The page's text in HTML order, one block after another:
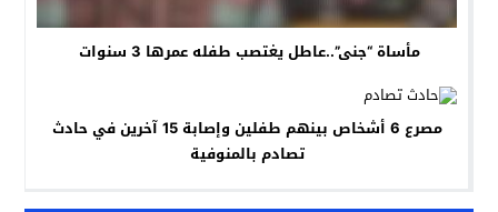
مأساة “جنى”..عاطل يغتصب طفله عمرها 3 سنوات
مصرع 6 أشخاص بينهم طفلين وإصابة 15 آخرين في حادث
تصادم بالمنوفية